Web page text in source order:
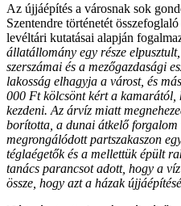
Az újjáépítés a városnak sok
Szentendre történetét
levéltári kutatásai alapján
állatállomány egy része
szerszámai és a mezőgazdasági
lakosság elhagyja a várost, és
000 Ft kölcsönt kért a kamarától,
kezdeni. Az árvíz miatt
borította, a dunai átkelő forgalom
megrongálódott partszakaszon
téglaégetők és a mellettük épült
tanács parancsot adott, hogy a
össze, hogy azt a házak